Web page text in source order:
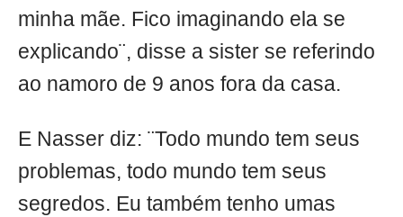
minha mãe. Fico imaginando ela se
explicando¨, disse a sister se referindo
ao namoro de 9 anos fora da casa.
E Nasser diz: ¨Todo mundo tem seus
problemas, todo mundo tem seus
segredos. Eu também tenho umas